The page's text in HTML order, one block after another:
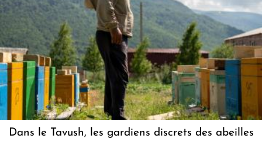
Dans le Tavush, les gardiens discrets des abeilles